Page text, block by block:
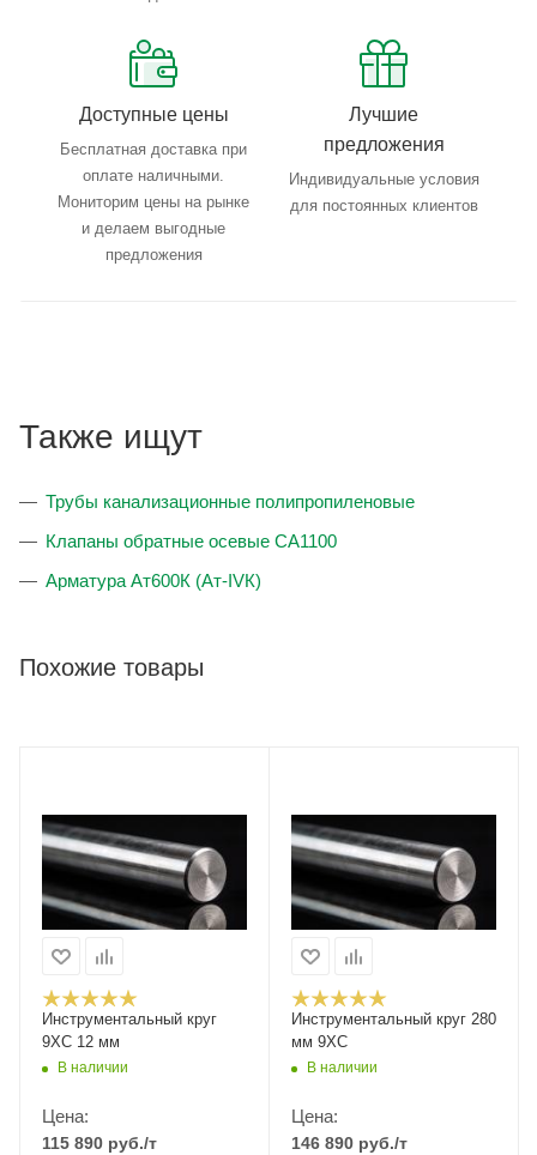
Доступные цены
Бесплатная доставка при
оплате наличными.
Мониторим цены на рынке
и делаем выгодные
предложения
Лучшие
предложения
Индивидуальные условия
для постоянных клиентов
Также ищут
Трубы канализационные полипропиленовые
Клапаны обратные осевые CA1100
Арматура Ат600К (Ат-IVК)
Похожие товары
Инструментальный круг
9ХС 12 мм
В наличии
Цена:
115 890 руб./т
Инструментальный круг 280
мм 9ХС
В наличии
Цена:
146 890 руб./т